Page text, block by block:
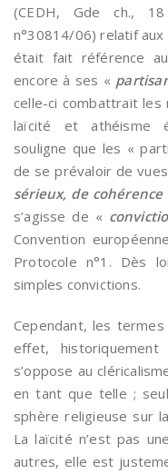
(CEDH, Gde ch.,
n°30814/06) relatif aux
était fait référence
encore à ses «
celle-ci combattrait les
laïcité et athéisme
souligne que les «
de se prévaloir de
sérieux, de cohérence
s’agisse de «
Convention
Protocole n°1. Dès
simples convictions.
Cependant, les
effet,
s’oppose au
en tant que telle ;
sphère religieuse sur
La laïcité n’est pas
autres, elle est